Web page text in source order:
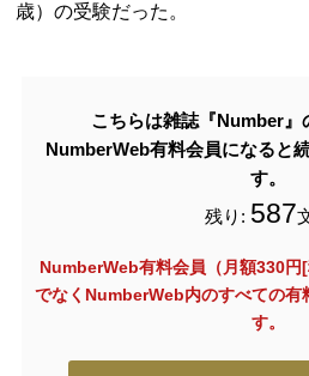
歳）の受験だった。
こちらは雑誌『Number』
NumberWeb有料会員になると
す。
残り: 587
NumberWeb有料会員（月額330円
でなく NumberWeb内のすべての有
す。